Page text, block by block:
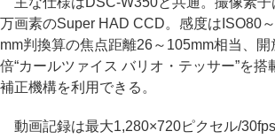
万画素のSuper HAD CCD。感度はISO80
mm判換算の焦点距離26～105mm相当、
倍“カールツァイス バリオ・テッサー”を搭
補正機構を利用できる。
動画記録は最大1,280×720ピクセル/